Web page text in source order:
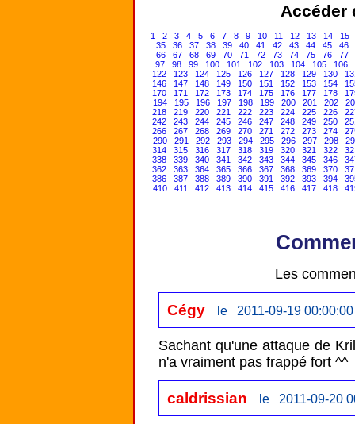
Accéder
1 2 3 4 5 6 7 8 9 10 11 12 13 14
15
35
36 37 38 39 40 41 42 43 44 45
46
66
67 68 69 70 71 72 73 74 75 76
77
97
98 99 100 101 102 103 104 105
106
122
123 124 125 126 127 128 129 130
146
147 148 149 150 151 152 153 154
170
171 172 173 174 175 176 177 178
194
195 196 197 198 199 200 201 202
218
219 220 221 222 223 224 225 226
242
243 244 245 246 247 248 249 250
266
267 268 269 270 271 272 273 274
290
291 292 293 294 295 296 297 298
314
315 316 317 318 319 320 321 322
338
339 340 341 342 343 344 345 346
362
363 364 365 366 367 368 369 370
386
387 388 389 390 391 392 393 394
410
411 412 413 414 415 416 417 418
Les
Cégy le 2011-09-19 00:00:00
Sachant qu'une attaque de
n'a vraiment pas frappé fort ^^
caldrissian le 2011-09-20